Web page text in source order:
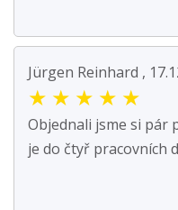
Jürgen Reinhard ,
★ ★ ★ ★ ★
Objednali jsme si pár
je do čtyř pracovních